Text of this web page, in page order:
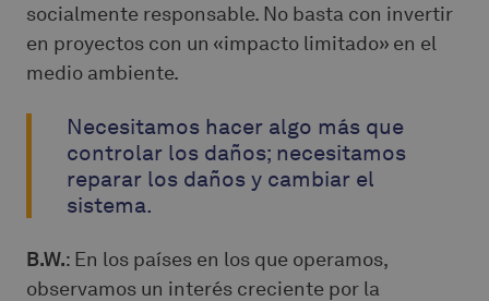
socialmente responsable. No basta con invertir
en proyectos con un «impacto limitado» en el
medio ambiente.
Necesitamos hacer algo más que
controlar los daños; necesitamos
reparar los daños y cambiar el
sistema.
B.W.: En los países en los que operamos,
observamos un interés creciente por la